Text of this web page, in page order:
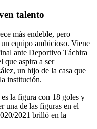
talento
más endeble, pero
equipo ambicioso. Viene
ante Deportivo Táchira
que aspira a ser
un hijo de la casa que
institución.
es la figura con 18 goles y
una de las figuras en el
2021 brilló en la